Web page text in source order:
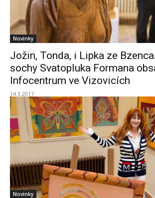
Novinky
Jožin, Tonda, i Lipka ze
sochy Svatopluka Formana
Infocentrum ve Vizovicích
14.3.2017
Novinky